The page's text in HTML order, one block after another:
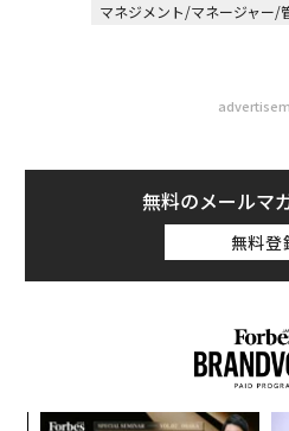
マネジメント/マネージャー/
無料のメールマ
無料登